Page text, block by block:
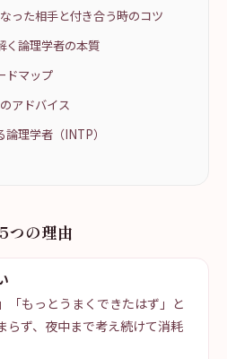
った相手と付き合う時のコツ
く論理学者の本質
ドマップ
アドバイス
理学者（INTP）
つの理由
「もっとうまくできたはず」と
らず、夜中まで考え続けて消耗